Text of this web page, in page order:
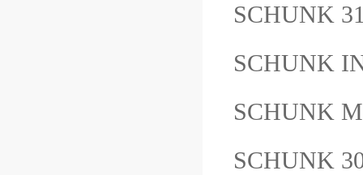
SCHUNK
SCHUNK
SCHUNK
SCHUNK